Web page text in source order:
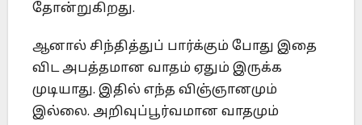
தோன்றுகிறது.
ஆனால் சிந்தித்துப் பார்க்கும் போது இதை
விட அபத்தமான வாதம் ஏதும் இருக்க
முடியாது. இதில் எந்த விஞ்ஞானமும்
இல்லை. அறிவுப்பூர்வமான வாதமும்